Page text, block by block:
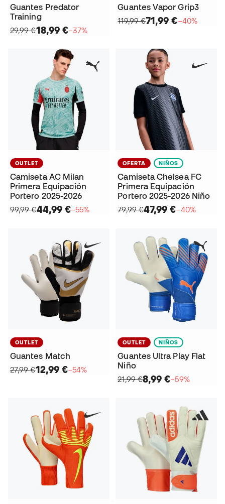
Guantes Predator
Training
29,99 €18,99 €−37%
Guantes Vapor Grip3
119,99 €71,99 €−40%
OUTLET
Camiseta AC Milan
Primera Equipación
Portero 2025-2026
99,99 €44,99 €−55%
OFERTA NIÑOS
Camiseta Chelsea FC
Primera Equipación
Portero 2025-2026 Niño
79,99 €47,99 €−40%
OUTLET
Guantes Match
27,99 €12,99 €−54%
OUTLET NIÑOS
Guantes Ultra Play Flat
Niño
21,99 €8,99 €−59%